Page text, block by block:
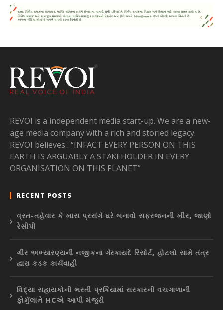
REVOI is a independent media start-up. We are a new-
age media company with a rich and storied legacy.
REVOI believes : “INFACT EVERY PERSON ON THIS
EARTH IS ARGUABLY A STAKEHOLDER IN EVERY
ORGANISATION ON THIS PLANET”
RECENT POSTS
વ્રત-તહેવાર કે ખાસ પ્રસંગે ઘરે બનાવો સફરજનની ખીર, જાણો
રેસીપી
ગીર અભ્યારણ્યની નજીકના ગેરકાયદે રિસોર્ટ, હોટલો સામે તંત્ર
દ્વારા કડક કાર્યવાહી
વિદ્યા સહાયકોની ભરતી પ્રકિયામાં સરકારની વચગાળાની
ફોર્મુલાને HCએ આપી મંજુરી